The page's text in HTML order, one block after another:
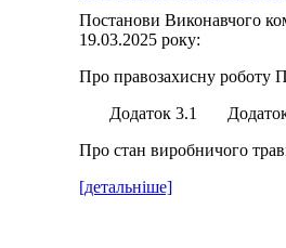
Постанови Виконавчого
19.03.2025 року:
Про правозахисну роботу
Додаток 3.1 Додаток
Про стан виробничого
[детальніше]